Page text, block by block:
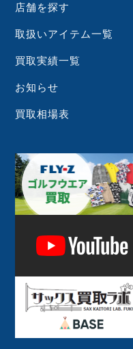
店舗を探す
取扱いアイテム一覧
買取実績一覧
お知らせ
買取相場表